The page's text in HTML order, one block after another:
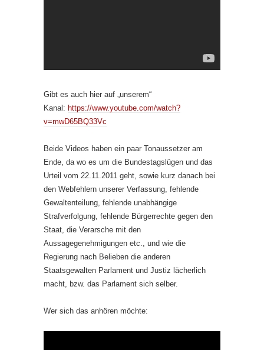
Gibt es auch hier auf „unserem“
Kanal: https://www.youtube.com/watch?
v=mwD65BQ33Vc
Beide Videos haben ein paar Tonaussetzer am
Ende, da wo es um die Bundestagslügen und das
Urteil vom 22.11.2011 geht, sowie kurz danach bei
den Webfehlern unserer Verfassung, fehlende
Gewaltenteilung, fehlende unabhängige
Strafverfolgung, fehlende Bürgerrechte gegen den
Staat, die Verarsche mit den
Aussagegenehmigungen etc., und wie die
Regierung nach Belieben die anderen
Staatsgewalten Parlament und Justiz lächerlich
macht, bzw. das Parlament sich selber.
Wer sich das anhören möchte: